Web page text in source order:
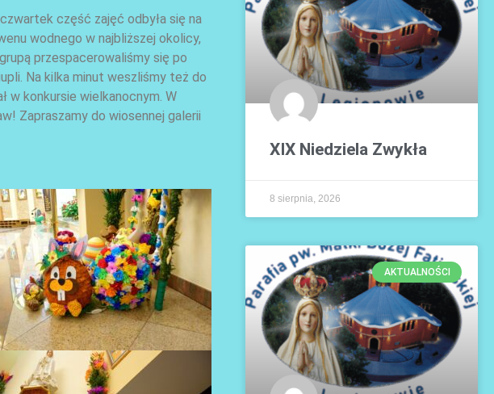
część zajęć odbyła się na
wodnego w najbliższej okolicy,
przespacerowaliśmy się po
Na kilka minut weszliśmy też do
w konkursie wielkanocnym. W
Zapraszamy do wiosennej galerii
XIX Niedziela Zwykła
8 sierpnia, 2026
AKTUALNOŚCI